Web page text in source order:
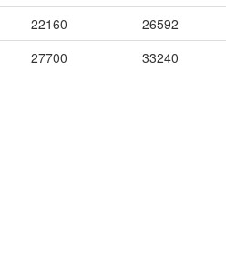
22160
26592
27700 33240